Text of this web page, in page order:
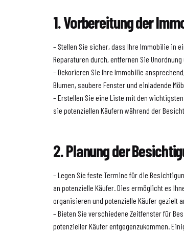
1. Vorbereitung der
– Stellen Sie sicher, dass Ihre Immobilie in
Reparaturen durch, entfernen Sie
– Dekorieren Sie Ihre Immobilie
Blumen, saubere Fenster und einladende
– Erstellen Sie eine Liste mit den
sie potenziellen Käufern während der
2. Planung der
– Legen Sie feste Termine für die
an potenzielle Käufer. Dies ermöglicht es
organisieren und potenzielle Käufer gezielt
– Bieten Sie verschiedene Zeitfenster für
potenzieller Käufer entgegenzukommen.